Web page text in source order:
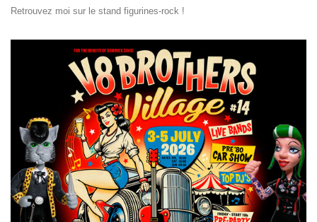
Retrouvez moi sur le stand figurines-rock !